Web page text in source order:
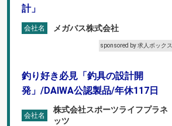
計」
会社名 メガバス株式会社
sponsored by 求人ボックス
釣り好き必見「釣具の設計開
発」/DAIWA公認製品/年休117日
会社名
株式会社スポーツライフプラネ
ッツ